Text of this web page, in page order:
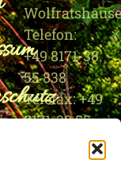
Telefon:
+49 8171-38
55 838
Telefax: +49
8171-38 55